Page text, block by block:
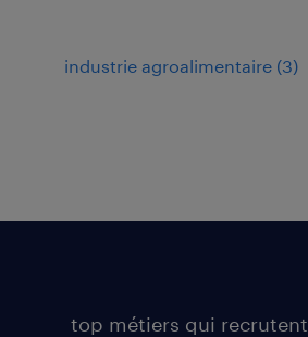
industrie agroalimentaire (3)
top métiers qui recrutent